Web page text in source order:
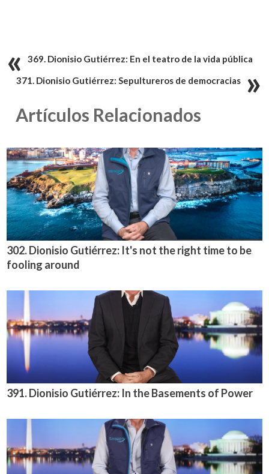
369. Dionisio Gutiérrez: En el teatro de la vida pública
371. Dionisio Gutiérrez: Sepultureros de democracias
Artículos Relacionados
302. Dionisio Gutiérrez: It's not the right time to be
fooling around
391. Dionisio Gutiérrez: In the Basements of Power